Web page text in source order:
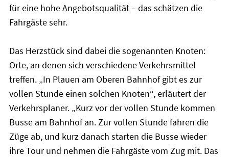
für eine hohe Angebotsqualität – das schätzen die
Fahrgäste sehr.
Das Herzstück sind dabei die sogenannten Knoten:
Orte, an denen sich verschiedene Verkehrsmittel
treffen. „In Plauen am Oberen Bahnhof gibt es zur
vollen Stunde einen solchen Knoten“, erläutert der
Verkehrsplaner. „Kurz vor der vollen Stunde kommen
Busse am Bahnhof an. Zur vollen Stunde fahren die
Züge ab, und kurz danach starten die Busse wieder
ihre Tour und nehmen die Fahrgäste vom Zug mit. Das